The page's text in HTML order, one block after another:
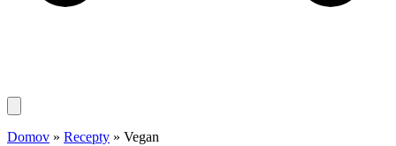
Domov » Recepty » Vegan